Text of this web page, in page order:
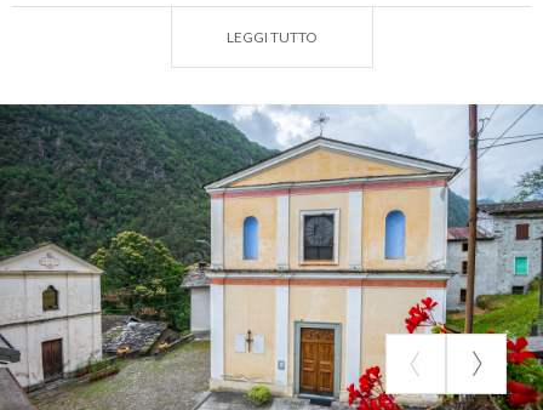
da mano ad oggi ignota. Varcato il portale che si
apre nella sobria facciata scandita da lesene, ci
un’ancona lignea scolpita, dipinta e dorata. Due sono
le tele di interesse custodite nell’edificio; la prima
attribuita a Cesare Ligari raffigurante un angelo che
regge la croce con Santi; la seconda attribuita a
Giovanni Battista Macolino raffigurante la
Madonna del Rosario con San Domenico e Santa
Caterina. Preziose suppellettili e paramenti
costituiscono ancor oggi il corredo della chiesa.
Sul piazzale antistante la chiesa si affaccia anche un
LEGGI TUTTO